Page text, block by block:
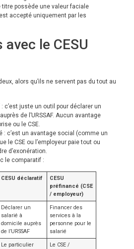
titre possède une valeur faciale
accepté uniquement par les
le CESU
alors qu’ils ne servent pas du tout au
: c’est juste un outil pour déclarer un
de l’URSSAF. Aucun avantage
ou le CSE.
: c’est un avantage social (comme un
le CSE ou l’employeur paie tout ou
d’exonération.
le comparatif :
CESU déclaratif
CESU
préfinancé (CSE
/ employeur)
Déclarer un
salarié à
domicile auprès
de l’URSSAF
Financer des
services à la
personne pour le
salarié
Le particulier
Le CSE /